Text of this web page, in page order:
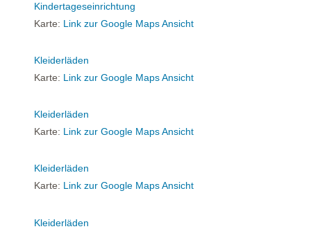
Kindertageseinrichtung
Karte: Link zur Google Maps Ansicht
Kleiderläden
Karte: Link zur Google Maps Ansicht
Kleiderläden
Karte: Link zur Google Maps Ansicht
Kleiderläden
Karte: Link zur Google Maps Ansicht
Kleiderläden